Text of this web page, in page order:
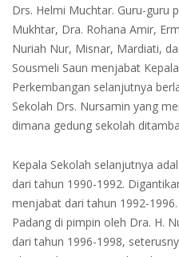
Drs. Helmi Muchtar. Guru-guru
Mukhtar, Dra. Rohana Amir,
Nuriah Nur, Misnar, Mardiati,
Sousmeli Saun menjabat
Perkembangan selanjutnya
Sekolah Drs. Nursamin yang
dimana gedung sekolah
Kepala Sekolah selanjutnya
dari tahun 1990-1992.
menjabat dari tahun 1992-
Padang di pimpin oleh Dra. H.
dari tahun 1996-1998,